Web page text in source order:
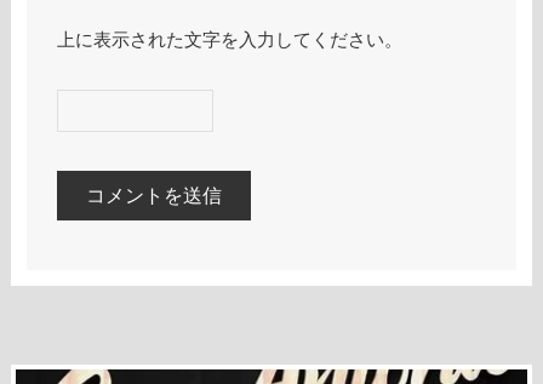
上に表示された文字を入力してください。